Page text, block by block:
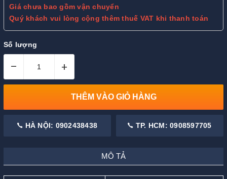
Giá chưa bao gồm vận chuyển
Quý khách vui lòng cộng thêm thuế VAT khi thanh toán
Số lượng
– +
THÊM VÀO GIỎ HÀNG
HÀ NỘI: 0902438438 TP. HCM: 0908597705
MÔ TẢ